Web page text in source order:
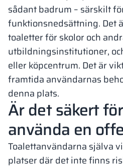
sådant badrum – särskilt
funktionsnedsättning. Det
toaletter för skolor och
utbildningsinstitutioner,
eller köpcentrum. Det är
framtida användarnas
denna plats.
Är det säkert
använda en
Toalettanvändarna själva
platser där det inte finns